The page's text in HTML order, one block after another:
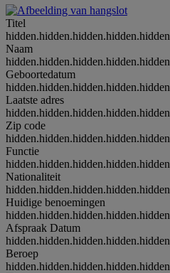
Titel
hidden.hidden.hidden.hidden.hidden
Naam
hidden.hidden.hidden.hidden.hidden
Geboortedatum
hidden.hidden.hidden.hidden.hidden
Laatste adres
hidden.hidden.hidden.hidden.hidden
Zip code
hidden.hidden.hidden.hidden.hidden
Functie
hidden.hidden.hidden.hidden.hidden
Nationaliteit
hidden.hidden.hidden.hidden.hidden
Huidige benoemingen
hidden.hidden.hidden.hidden.hidden
Afspraak Datum
hidden.hidden.hidden.hidden.hidden
Beroep
hidden.hidden.hidden.hidden.hidden